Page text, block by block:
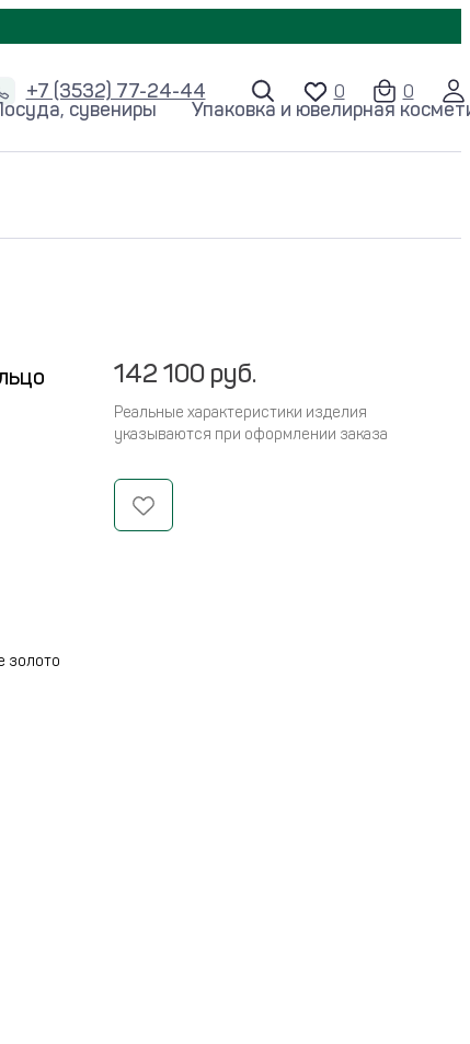
+7 (3532) 77-24-44
сувениры Упаковка и ювелирная
золото
142 100 руб.
Реальные характеристики изделия
указываются при оформлении заказа